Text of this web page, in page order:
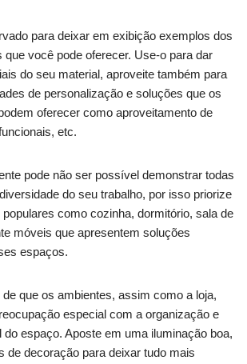
para deixar em exibição exemplos dos
que você pode oferecer. Use-o para dar
do seu material, aproveite também para
de personalização e soluções que os
oferecer como aproveitamento de
etc.
pode não ser possível demonstrar todas
do seu trabalho, por isso priorize
como cozinha, dormitório, sala de
móveis que apresentem soluções
espaços.
que os ambientes, assim como a loja,
especial com a organização e
espaço. Aposte em uma iluminação boa,
de decoração para deixar tudo mais